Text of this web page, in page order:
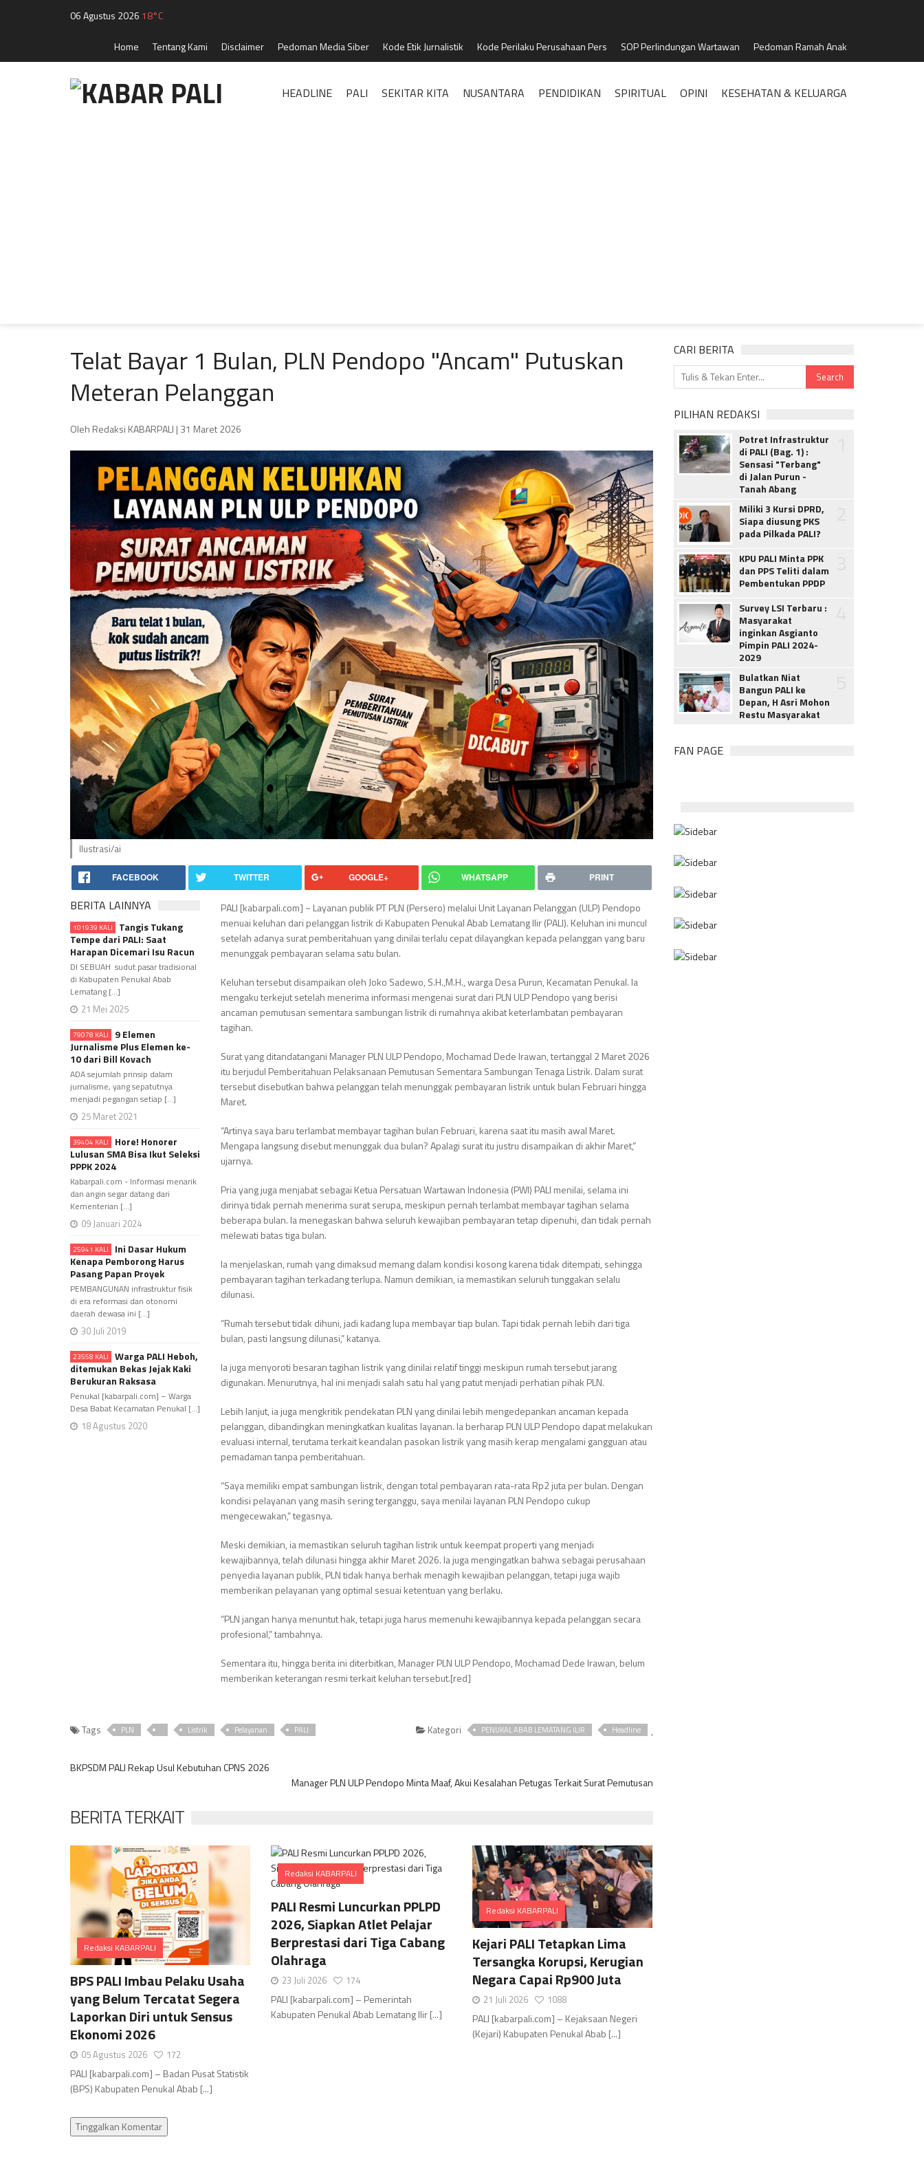
06 Agustus 2026 18°C
Home Tentang Kami Disclaimer Pedoman Media Siber Kode Etik Jurnalistik Kode Perilaku Perusahaan Pers SOP Perlindungan Wartawan Pedoman Ramah Anak
HEADLINE PALI SEKITAR KITA NUSANTARA PENDIDIKAN SPIRITUAL OPINI KESEHATAN & KELUARGA
Telat Bayar 1 Bulan, PLN Pendopo "Ancam" Putuskan
Meteran Pelanggan
Oleh Redaksi KABARPALI | 31 Maret 2026
Ilustrasi/ai
FACEBOOK TWITTER GOOGLE+ WHATSAPP PRINT
BERITA LAINNYA
101939 KALI
Tangis Tukang
Tempe dari PALI: Saat
Harapan Dicemari Isu Racun
DI SEBUAH sudut pasar tradisional
di Kabupaten Penukal Abab
Lematang [...]
21 Mei 2025
79078 KALI
9 Elemen
Jurnalisme Plus Elemen ke-
10 dari Bill Kovach
ADA sejumlah prinsip dalam
jurnalisme, yang sepatutnya
menjadi pegangan setiap [...]
25 Maret 2021
39404 KALI
Hore! Honorer
Lulusan SMA Bisa Ikut Seleksi
PPPK 2024
Kabarpali.com - Informasi menarik
dan angin segar datang dari
Kementerian [...]
09 Januari 2024
25941 KALI
Ini Dasar Hukum
Kenapa Pemborong Harus
Pasang Papan Proyek
PEMBANGUNAN infrastruktur fisik
di era reformasi dan otonomi
daerah dewasa ini [...]
30 Juli 2019
23558 KALI
Warga PALI Heboh,
ditemukan Bekas Jejak Kaki
Berukuran Raksasa
Penukal [kabarpali.com] – Warga
Desa Babat Kecamatan Penukal [...]
18 Agustus 2020
PALI [kabarpali.com] ~ Layanan publik PT PLN (Persero) melalui Unit Layanan Pelanggan (ULP) Pendopo
menuai keluhan dari pelanggan listrik di Kabupaten Penukal Abab Lematang Ilir (PALI). Keluhan ini muncul
setelah adanya surat pemberitahuan yang dinilai terlalu cepat dilayangkan kepada pelanggan yang baru
menunggak pembayaran selama satu bulan.
Keluhan tersebut disampaikan oleh Joko Sadewo, S.H.,M.H., warga Desa Purun, Kecamatan Penukal. Ia
mengaku terkejut setelah menerima informasi mengenai surat dari PLN ULP Pendopo yang berisi
ancaman pemutusan sementara sambungan listrik di rumahnya akibat keterlambatan pembayaran
tagihan.
Surat yang ditandatangani Manager PLN ULP Pendopo, Mochamad Dede Irawan, tertanggal 2 Maret 2026
itu berjudul Pemberitahuan Pelaksanaan Pemutusan Sementara Sambungan Tenaga Listrik. Dalam surat
tersebut disebutkan bahwa pelanggan telah menunggak pembayaran listrik untuk bulan Februari hingga
Maret.
“Artinya saya baru terlambat membayar tagihan bulan Februari, karena saat itu masih awal Maret.
Mengapa langsung disebut menunggak dua bulan? Apalagi surat itu justru disampaikan di akhir Maret,”
ujarnya.
Pria yang juga menjabat sebagai Ketua Persatuan Wartawan Indonesia (PWI) PALI menilai, selama ini
dirinya tidak pernah menerima surat serupa, meskipun pernah terlambat membayar tagihan selama
beberapa bulan. Ia menegaskan bahwa seluruh kewajiban pembayaran tetap dipenuhi, dan tidak pernah
melewati batas tiga bulan.
Ia menjelaskan, rumah yang dimaksud memang dalam kondisi kosong karena tidak ditempati, sehingga
pembayaran tagihan terkadang terlupa. Namun demikian, ia memastikan seluruh tunggakan selalu
dilunasi.
“Rumah tersebut tidak dihuni, jadi kadang lupa membayar tiap bulan. Tapi tidak pernah lebih dari tiga
bulan, pasti langsung dilunasi,” katanya.
Ia juga menyoroti besaran tagihan listrik yang dinilai relatif tinggi meskipun rumah tersebut jarang
digunakan. Menurutnya, hal ini menjadi salah satu hal yang patut menjadi perhatian pihak PLN.
Lebih lanjut, ia juga mengkritik pendekatan PLN yang dinilai lebih mengedepankan ancaman kepada
pelanggan, dibandingkan meningkatkan kualitas layanan. Ia berharap PLN ULP Pendopo dapat melakukan
evaluasi internal, terutama terkait keandalan pasokan listrik yang masih kerap mengalami gangguan atau
pemadaman tanpa pemberitahuan.
“Saya memiliki empat sambungan listrik, dengan total pembayaran rata-rata Rp2 juta per bulan. Dengan
kondisi pelayanan yang masih sering terganggu, saya menilai layanan PLN Pendopo cukup
mengecewakan,” tegasnya.
Meski demikian, ia memastikan seluruh tagihan listrik untuk keempat properti yang menjadi
kewajibannya, telah dilunasi hingga akhir Maret 2026. Ia juga mengingatkan bahwa sebagai perusahaan
penyedia layanan publik, PLN tidak hanya berhak menagih kewajiban pelanggan, tetapi juga wajib
memberikan pelayanan yang optimal sesuai ketentuan yang berlaku.
“PLN jangan hanya menuntut hak, tetapi juga harus memenuhi kewajibannya kepada pelanggan secara
profesional,” tambahnya.
Sementara itu, hingga berita ini diterbitkan, Manager PLN ULP Pendopo, Mochamad Dede Irawan, belum
memberikan keterangan resmi terkait keluhan tersebut.[red]
Tags PLN Listrik Pelayanan PALI Kategori PENUKAL ABAB LEMATANG ILIR ,
Headline
BKPSDM PALI Rekap Usul Kebutuhan CPNS 2026
Manager PLN ULP Pendopo Minta Maaf, Akui Kesalahan Petugas Terkait Surat Pemutusan
BERITA TERKAIT
Redaksi KABARPALI
Comments
BPS PALI Imbau Pelaku Usaha
yang Belum Tercatat Segera
Laporkan Diri untuk Sensus
Ekonomi 2026
05 Agustus 2026 172
PALI [kabarpali.com] – Badan Pusat Statistik
(BPS) Kabupaten Penukal Abab [...]
Redaksi KABARPALI
PALI Resmi Luncurkan PPLPD
2026, Siapkan Atlet Pelajar
Berprestasi dari Tiga Cabang
Olahraga
23 Juli 2026 174
PALI [kabarpali.com] – Pemerintah
Kabupaten Penukal Abab Lematang Ilir [...]
Redaksi KABARPALI
Comments
Kejari PALI Tetapkan Lima
Tersangka Korupsi, Kerugian
Negara Capai Rp900 Juta
21 Juli 2026 1088
PALI [kabarpali.com] – Kejaksaan Negeri
(Kejari) Kabupaten Penukal Abab [...]
Tinggalkan Komentar
CARI BERITA
PILIHAN REDAKSI
Potret Infrastruktur
di PALI (Bag. 1) :
Sensasi "Terbang"
di Jalan Purun -
Tanah Abang
Miliki 3 Kursi DPRD,
Siapa diusung PKS
pada Pilkada PALI?
KPU PALI Minta PPK
dan PPS Teliti dalam
Pembentukan PPDP
Survey LSI Terbaru :
Masyarakat
inginkan Asgianto
Pimpin PALI 2024-
2029
Bulatkan Niat
Bangun PALI ke
Depan, H Asri Mohon
Restu Masyarakat
FAN PAGE